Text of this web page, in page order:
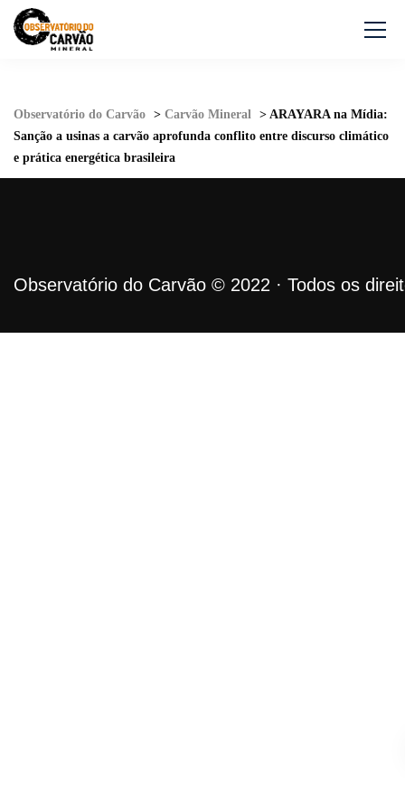
Observatório do Carvão > Carvão Mineral > ARAYARA na Mídia:
Sanção a usinas a carvão aprofunda conflito entre discurso climático
e prática energética brasileira
Observatório do Carvão © 2022 · Todos os